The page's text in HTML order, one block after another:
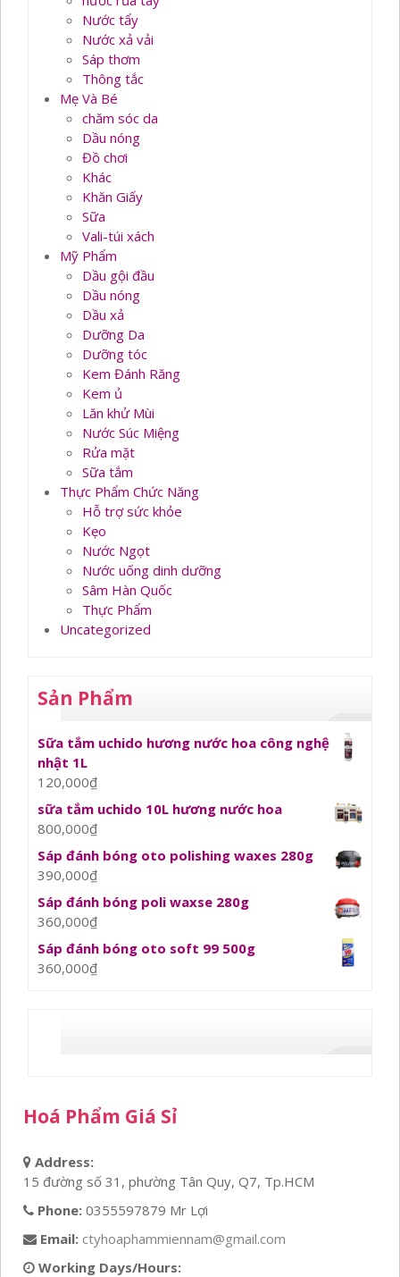
Nước tẩy
Nước xả vải
Sáp thơm
Thông tắc
Mẹ Và Bé
chăm sóc da
Dầu nóng
Đồ chơi
Khác
Khăn Giấy
Sữa
Vali-túi xách
Mỹ Phẩm
Dầu gội đầu
Dầu nóng
Dầu xả
Dưỡng Da
Dưỡng tóc
Kem Đánh Răng
Kem ủ
Lăn khử Mùi
Nước Súc Miệng
Rửa mặt
Sữa tắm
Thực Phẩm Chức Năng
Hỗ trợ sức khỏe
Kẹo
Nước Ngọt
Nước uống dinh dưỡng
Sâm Hàn Quốc
Thực Phẩm
Uncategorized
Sản Phẩm
Sữa tắm uchido hương nước hoa công nghệ
nhật 1L
120,000₫
sữa tắm uchido 10L hương nước hoa
800,000₫
Sáp đánh bóng oto polishing waxes 280g
390,000₫
Sáp đánh bóng poli waxse 280g
360,000₫
Sáp đánh bóng oto soft 99 500g
360,000₫
Hoá Phẩm Giá Sỉ
Address:
15 đường số 31, phường Tân Quy, Q7, Tp.HCM
Phone: 0355597879 Mr Lợi
Email: ctyhoaphammiennam@gmail.com
Working Days/Hours: